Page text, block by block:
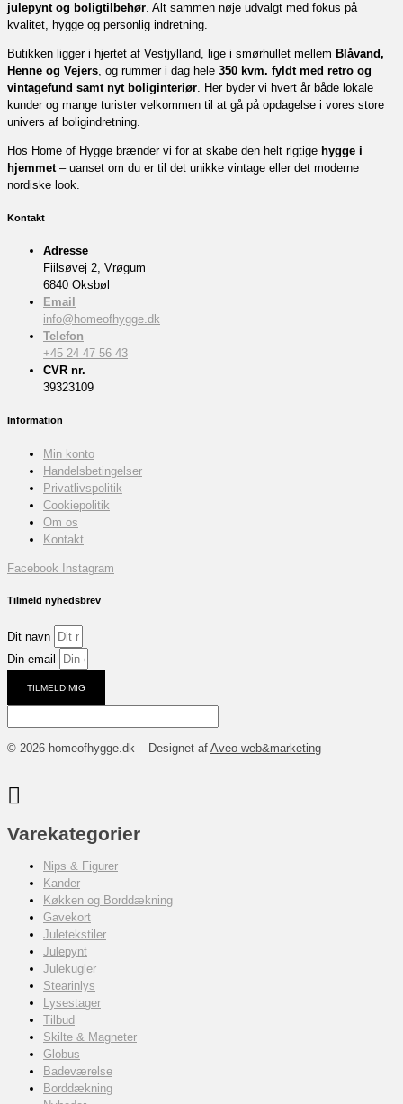
julepynt og boligtilbehør. Alt sammen nøje udvalgt med fokus på
kvalitet, hygge og personlig indretning.
Butikken ligger i hjertet af Vestjylland, lige i smørhullet mellem Blåvand,
Henne og Vejers, og rummer i dag hele 350 kvm. fyldt med retro og
vintagefund samt nyt boliginteriør. Her byder vi hvert år både lokale
kunder og mange turister velkommen til at gå på opdagelse i vores store
univers af boligindretning.
Hos Home of Hygge brænder vi for at skabe den helt rigtige hygge i
hjemmet – uanset om du er til det unikke vintage eller det moderne
nordiske look.
Kontakt
Adresse
Fiilsøvej 2, Vrøgum
6840 Oksbøl
Email
info@homeofhygge.dk
Telefon
+45 24 47 56 43
CVR nr.
39323109
Information
Min konto
Handelsbetingelser
Privatlivspolitik
Cookiepolitik
Om os
Kontakt
Facebook Instagram
Tilmeld nyhedsbrev
Dit navn
Din email
TILMELD MIG
© 2026 homeofhygge.dk – Designet af Aveo web&marketing
Varekategorier
Nips & Figurer
Kander
Køkken og Borddækning
Gavekort
Juletekstiler
Julepynt
Julekugler
Stearinlys
Lysestager
Tilbud
Skilte & Magneter
Globus
Badeværelse
Borddækning